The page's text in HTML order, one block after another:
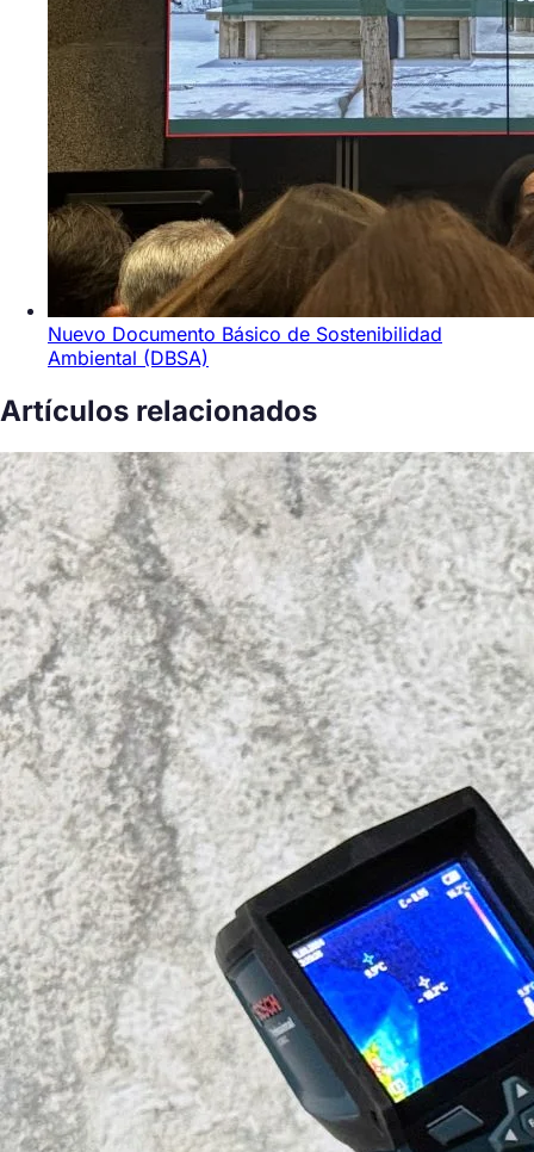
Nuevo Documento Básico de Sostenibilidad
Ambiental (DBSA)
Artículos relacionados